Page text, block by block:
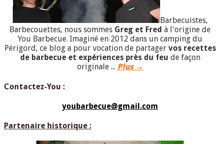
Barbecuistes,
Barbecouettes, nous sommes Greg et Fred à l'origine de
You Barbecue. Imaginé en 2012 dans un camping du
Périgord, ce blog a pour vocation de partager vos recettes
de barbecue et expériences près du feu de façon
originale ... Plus →
Contactez-You :
youbarbecue@gmail.com
Partenaire historique :